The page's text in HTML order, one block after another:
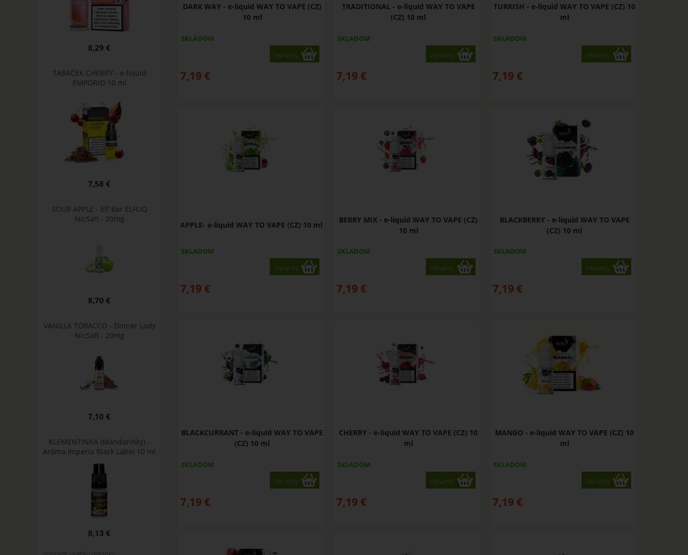
DARK WAY - e-liquid WAY TO VAPE (CZ)
10 ml
SKLADOM
Varianty
7,19 €
TRADITIONAL - e-liquid WAY TO VAPE
(CZ) 10 ml
SKLADOM
Varianty
7,19 €
TURKISH - e-liquid WAY TO VAPE (CZ) 10
ml
SKLADOM
Varianty
7,19 €
APPLE- e-liquid WAY TO VAPE (CZ) 10 ml
SKLADOM
Varianty
7,19 €
BERRY MIX - e-liquid WAY TO VAPE (CZ)
10 ml
SKLADOM
Varianty
7,19 €
BLACKBERRY - e-liquid WAY TO VAPE
(CZ) 10 ml
SKLADOM
Varianty
7,19 €
BLACKCURRANT - e-liquid WAY TO VAPE
(CZ) 10 ml
SKLADOM
Varianty
7,19 €
CHERRY - e-liquid WAY TO VAPE (CZ) 10
ml
SKLADOM
Varianty
7,19 €
MANGO - e-liquid WAY TO VAPE (CZ) 10
ml
SKLADOM
Varianty
7,19 €
8,29 €
TABÁČEK CHERRY - e-liquid
EMPORIO 10 ml
7,58 €
SOUR APPLE - Elf Bar ELFLIQ
NicSalt - 20mg
8,70 €
VANILLA TOBACCO - Dinner Lady
NicSalt - 20mg
7,10 €
KLEMENTINKA (Mandarínky) -
Aróma Imperia Black Label 10 ml
8,13 €